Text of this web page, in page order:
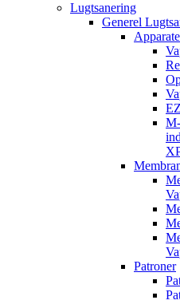
Lugtsanering
Generel
Patroner